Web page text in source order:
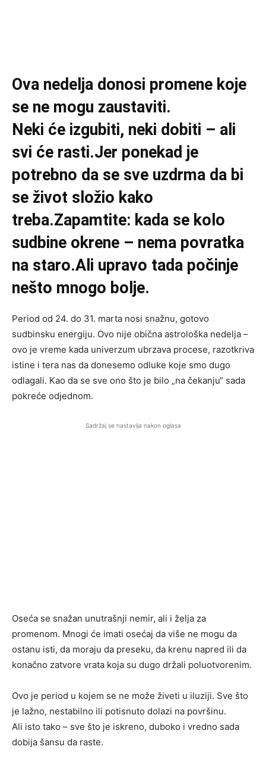
Ova nedelja donosi promene koje
se ne mogu zaustaviti.
Neki će izgubiti, neki dobiti – ali
svi će rasti.Jer ponekad je
potrebno da se sve uzdrma da bi
se život složio kako
treba.Zapamtite: kada se kolo
sudbine okrene – nema povratka
na staro.Ali upravo tada počinje
nešto mnogo bolje.
Period od 24. do 31. marta nosi snažnu, gotovo
sudbinsku energiju. Ovo nije obična astrološka nedelja –
ovo je vreme kada univerzum ubrzava procese, razotkriva
istine i tera nas da donesemo odluke koje smo dugo
odlagali. Kao da se sve ono što je bilo „na čekanju“ sada
pokreće odjednom.
Sadržaj se nastavlja nakon oglasa
Oseća se snažan unutrašnji nemir, ali i želja za
promenom. Mnogi će imati osećaj da više ne mogu da
ostanu isti, da moraju da preseku, da krenu napred ili da
konačno zatvore vrata koja su dugo držali poluotvorenim.
Ovo je period u kojem se ne može živeti u iluziji. Sve što
je lažno, nestabilno ili potisnuto dolazi na površinu.
Ali isto tako – sve što je iskreno, duboko i vredno sada
dobija šansu da raste.